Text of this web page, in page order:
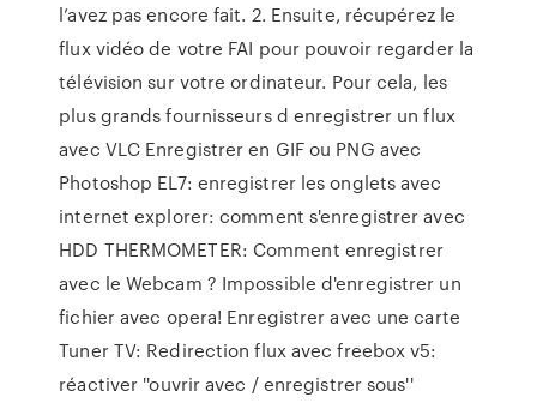
l’avez pas encore fait. 2. Ensuite, récupérez le
flux vidéo de votre FAI pour pouvoir regarder la
télévision sur votre ordinateur. Pour cela, les
plus grands fournisseurs d enregistrer un flux
avec VLC Enregistrer en GIF ou PNG avec
Photoshop EL7: enregistrer les onglets avec
internet explorer: comment s'enregistrer avec
HDD THERMOMETER: Comment enregistrer
avec le Webcam ? Impossible d'enregistrer un
fichier avec opera! Enregistrer avec une carte
Tuner TV: Redirection flux avec freebox v5:
réactiver ''ouvrir avec / enregistrer sous''